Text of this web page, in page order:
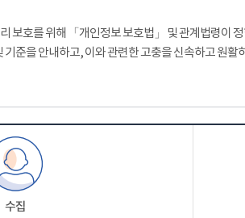
보호를 위해 「개인정보 보호법」 및 관계법령이
기준을 안내하고, 이와 관련한 고충을 신속하고 원
수집